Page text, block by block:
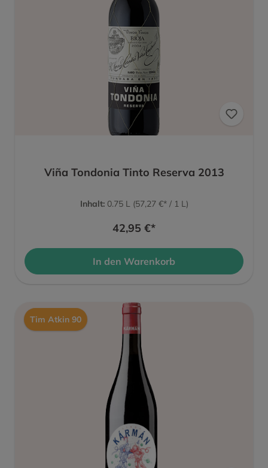
Viña Tondonia Tinto Reserva 2013
Inhalt: 0.75 L (57,27 €* / 1 L)
42,95 €*
In den Warenkorb
Tim Atkin 90